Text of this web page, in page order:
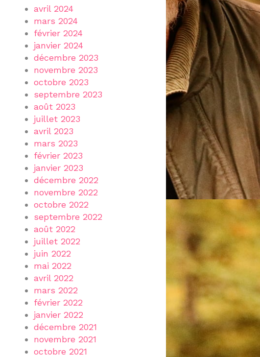
avril 2024
mars 2024
février 2024
janvier 2024
décembre 2023
novembre 2023
octobre 2023
septembre 2023
août 2023
juillet 2023
avril 2023
mars 2023
février 2023
janvier 2023
décembre 2022
novembre 2022
octobre 2022
septembre 2022
août 2022
juillet 2022
juin 2022
mai 2022
avril 2022
mars 2022
février 2022
janvier 2022
décembre 2021
novembre 2021
octobre 2021